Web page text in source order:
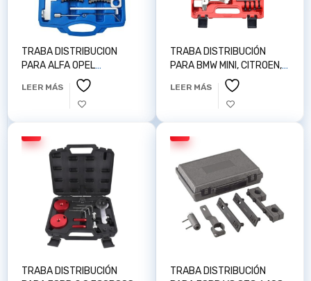
TRABA DISTRIBUCION
PARA ALFA OPEL
VAUXHALL 1,6/1,8 16V
AUTOPOP Z100102
LEER MÁS
TRABA DISTRIBUCIÓN
PARA BMW MINI, CITROEN,
PEUGEOT 1.4/1 AUTOPOP
Z100117
LEER MÁS
TRABA DISTRIBUCIÓN
TRABA DISTRIBUCIÓN